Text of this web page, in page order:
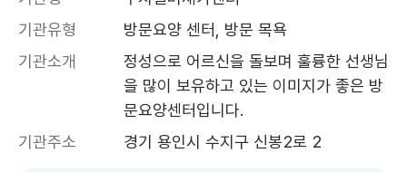
기관유형
방문요양 센터, 방문 목욕
기관소개
정성으로 어르신을 돌보며 훌륭한 선생님
을 많이 보유하고 있는 이미지가 좋은 방
문요양센터입니다.
기관주소
경기 용인시 수지구 신봉2로 2